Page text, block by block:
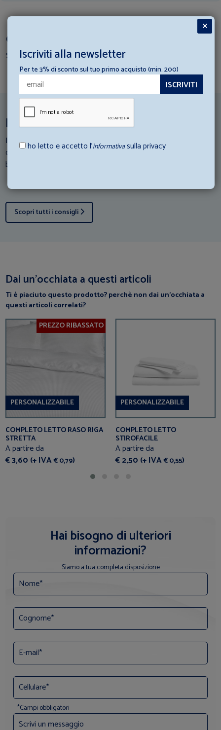
Completa il Set Coordinato
Scopri i prodotti per creare il tuo set
Ispirazioni per la tua struttura ricettiva
I nostri esperti di Hotellerie scendono in campo: Consulta i loro
consigli e scopri come abbinare al meglio gli articoli di
biancheria con la tua struttura ricettiva.
Scopri tutti i consigli
Dai un’occhiata a questi articoli
Ti è piaciuto questo prodotto? perchè non dai un’occhiata a
questi articoli correlati?
PREZZO RIBASSATO
PERSONALIZZABILE
COMPLETO LETTO RASO RIGA
STRETTA
A partire da
€ 3,60 (+ IVA€ 0,79)
PERSONALIZZABILE
COMPLETO LETTO
STIROFACILE
A partire da
€ 2,50 (+ IVA€ 0,55)
Hai bisogno di ulteriori
informazioni?
Siamo a tua completa disposizione
*Campi obbligatori
Iscriviti alla newsletter
Per te 3% di sconto sul tuo primo acquisto (min. 200)
ho letto e accetto l’informativasulla privacy